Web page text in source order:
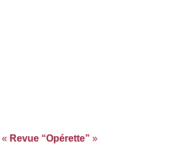
« Revue “Opérette” »